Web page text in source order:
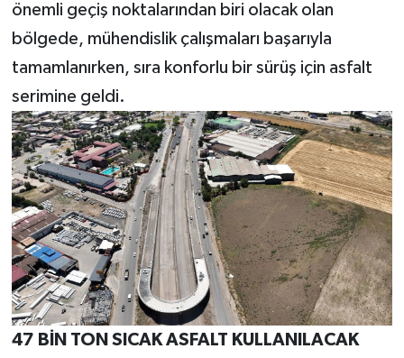
önemli geçiş noktalarından biri olacak olan
bölgede, mühendislik çalışmaları başarıyla
tamamlanırken, sıra konforlu bir sürüş için asfalt
serimine geldi.
47 BİN TON SICAK ASFALT KULLANILACAK